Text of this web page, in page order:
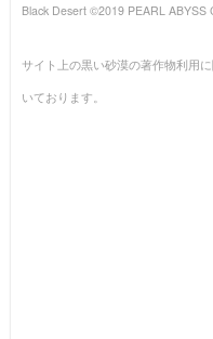
Black Desert ©2019 PEARL ABYSS
サイト上の黒い砂漠の著作物利用
いております。